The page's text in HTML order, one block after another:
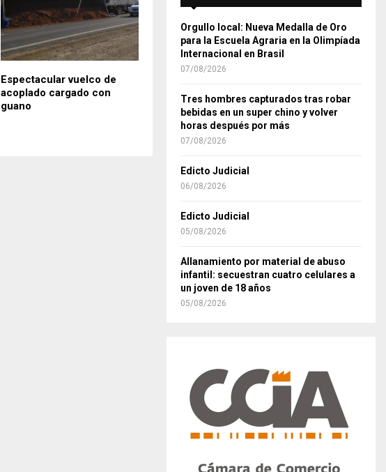
Espectacular vuelco de
acoplado cargado con
guano
Orgullo local: Nueva Medalla de Oro
para la Escuela Agraria en la Olimpíada
Internacional en Brasil
07/08/2026
Tres hombres capturados tras robar
bebidas en un super chino y volver
horas después por más
07/08/2026
Edicto Judicial
06/08/2026
Edicto Judicial
05/08/2026
Allanamiento por material de abuso
infantil: secuestran cuatro celulares a
un joven de 18 años
05/08/2026